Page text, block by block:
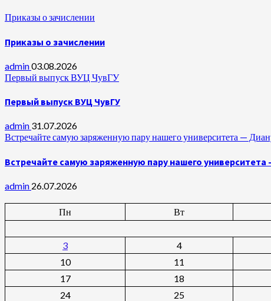
Приказы о зачислении
Приказы о зачислении
admin03.08.2026
Первый выпуск ВУЦ ЧувГУ
Первый выпуск ВУЦ ЧувГУ
admin 31.07.2026
Встречайте самую заряженную пару нашего университета
Встречайте самую заряженную пару нашего
admin 26.07.2026
Пн
Вт
3
4
10
11
17
18
24
25